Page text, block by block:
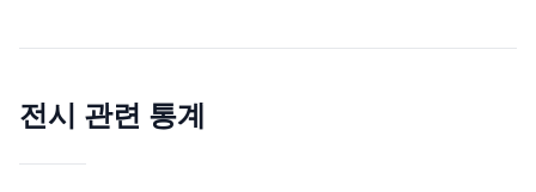
전시 관련 통계